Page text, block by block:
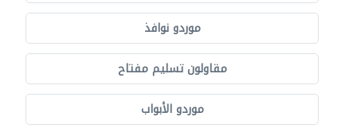
موردو نوافذ
مقاولون تسليم مفتاح
موردو الأبواب